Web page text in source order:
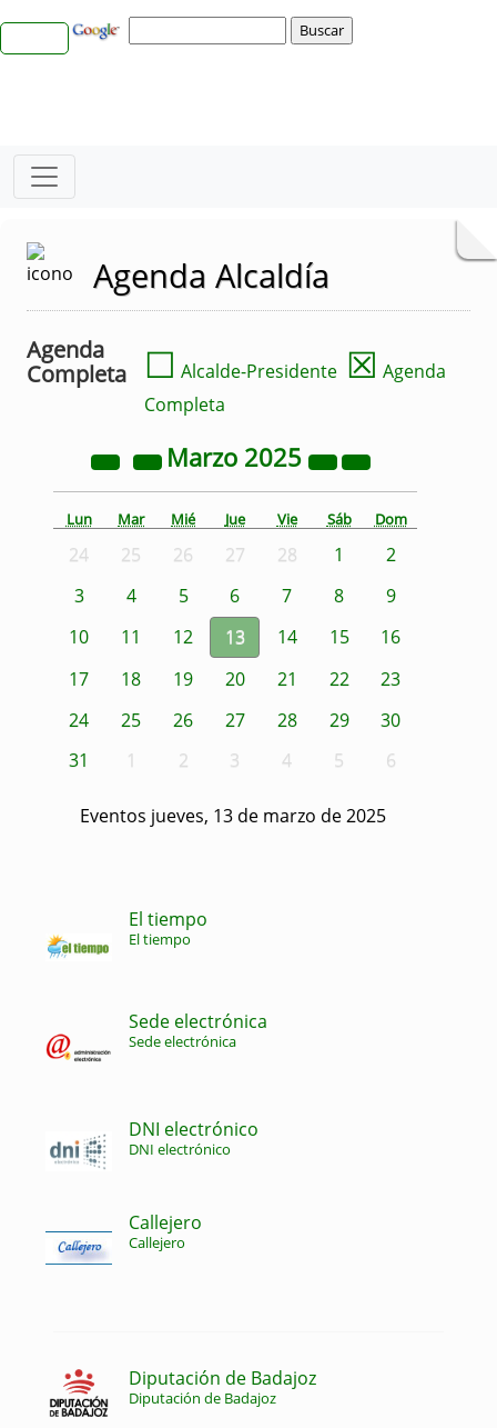
Agenda Alcaldía
Agenda
Completa
☐ Alcalde-Presidente ☒ Agenda
Completa
Marzo 2025
Lun Mar Mié Jue Vie Sáb Dom
24 25 26 27 28 1
2
3
4 5 6 7 8
9
10
11 12 13 14 15
16
17
18 19 20 21 22
23
24
25 26 27 28 29
30
31
1 2 3 4 5 6
Eventos jueves, 13 de marzo de 2025
El tiempo
El tiempo
Sede electrónica
Sede electrónica
DNI electrónico
DNI electrónico
Callejero
Callejero
Diputación de Badajoz
Diputación de Badajoz